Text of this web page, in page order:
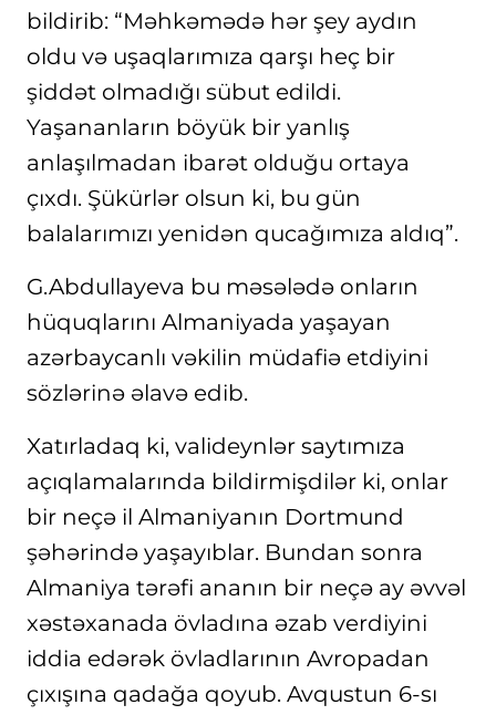
bildirib: “Məhkəmədə hər şey aydın
oldu və uşaqlarımıza qarşı heç bir
şiddət olmadığı sübut edildi.
Yaşananların böyük bir yanlış
anlaşılmadan ibarət olduğu ortaya
çıxdı. Şükürlər olsun ki, bu gün
balalarımızı yenidən qucağımıza aldıq”.
G.Abdullayeva bu məsələdə onların
hüquqlarını Almaniyada yaşayan
azərbaycanlı vəkilin müdafiə etdiyini
sözlərinə əlavə edib.
Xatırladaq ki, valideynlər saytımıza
açıqlamalarında bildirmişdilər ki, onlar
bir neçə il Almaniyanın Dortmund
şəhərində yaşayıblar. Bundan sonra
Almaniya tərəfi ananın bir neçə ay əvvəl
xəstəxanada övladına əzab verdiyini
iddia edərək övladlarının Avropadan
çıxışına qadağa qoyub. Avqustun 6-sı